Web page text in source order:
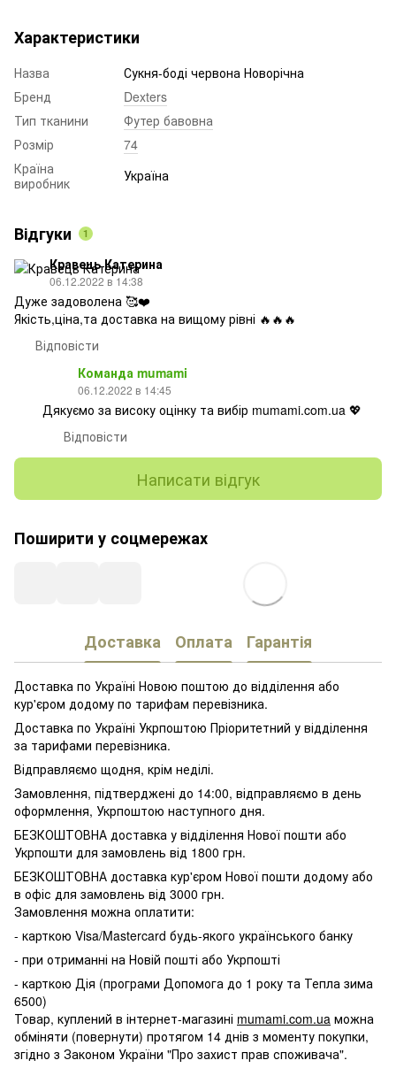
Характеристики
Назва
Сукня-боді червона Новорічна
Бренд
Dexters
Тип тканини
Футер бавовна
Розмір
74
Країна
виробник
Україна
Відгуки 1
Кравець Катерина
06.12.2022 в 14:38
Дуже задоволена 🥰❤️
Якість,ціна,та доставка на вищому рівні 🔥🔥🔥
Відповісти
Команда mumami
06.12.2022 в 14:45
Дякуємо за високу оцінку та вибір mumami.com.ua 💖
Відповісти
Написати відгук
Поширити у соцмережах
Доставка Оплата Гарантія
Доставка по Україні Новою поштою до відділення або
кур'єром додому по тарифам перевізника.
Доставка по Україні Укрпоштою Пріоритетний у відділення
за тарифами перевізника.
Відправляємо щодня, крім неділі.
Замовлення, підтверджені до 14:00, відправляємо в день
оформлення, Укрпоштою наступного дня.
БЕЗКОШТОВНА доставка у відділення Нової пошти або
Укрпошти для замовлень від 1800 грн.
БЕЗКОШТОВНА доставка кур'єром Нової пошти додому або
в офіс для замовлень від 3000 грн.
Замовлення можна оплатити:
- карткою Visa/Mastercard будь-якого українського банку
- при отриманні на Новій пошті або Укрпошті
- карткою Дія (програми Допомога до 1 року та Тепла зима
6500)
Товар, куплений в інтернет-магазині mumami.com.ua можна
обміняти (повернути) протягом 14 днів з моменту покупки,
згідно з Законом України "Про захист прав споживача".